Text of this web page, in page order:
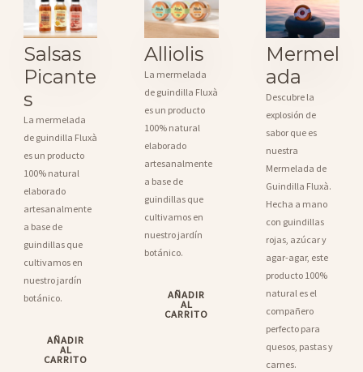
Salsas
Picante
s
La mermelada
de guindilla Fluxà
es un producto
100% natural
elaborado
artesanalmente
a base de
guindillas que
cultivamos en
nuestro jardín
botánico.
AÑADIR
AL
CARRITO
Alliolis
La mermelada
de guindilla Fluxà
es un producto
100% natural
elaborado
artesanalmente
a base de
guindillas que
cultivamos en
nuestro jardín
botánico.
AÑADIR
AL
CARRITO
Mermel
ada
Descubre la
explosión de
sabor que es
nuestra
Mermelada de
Guindilla Fluxà.
Hecha a mano
con guindillas
rojas, azúcar y
agar-agar, este
producto 100%
natural es el
compañero
perfecto para
quesos, pastas y
carnes.